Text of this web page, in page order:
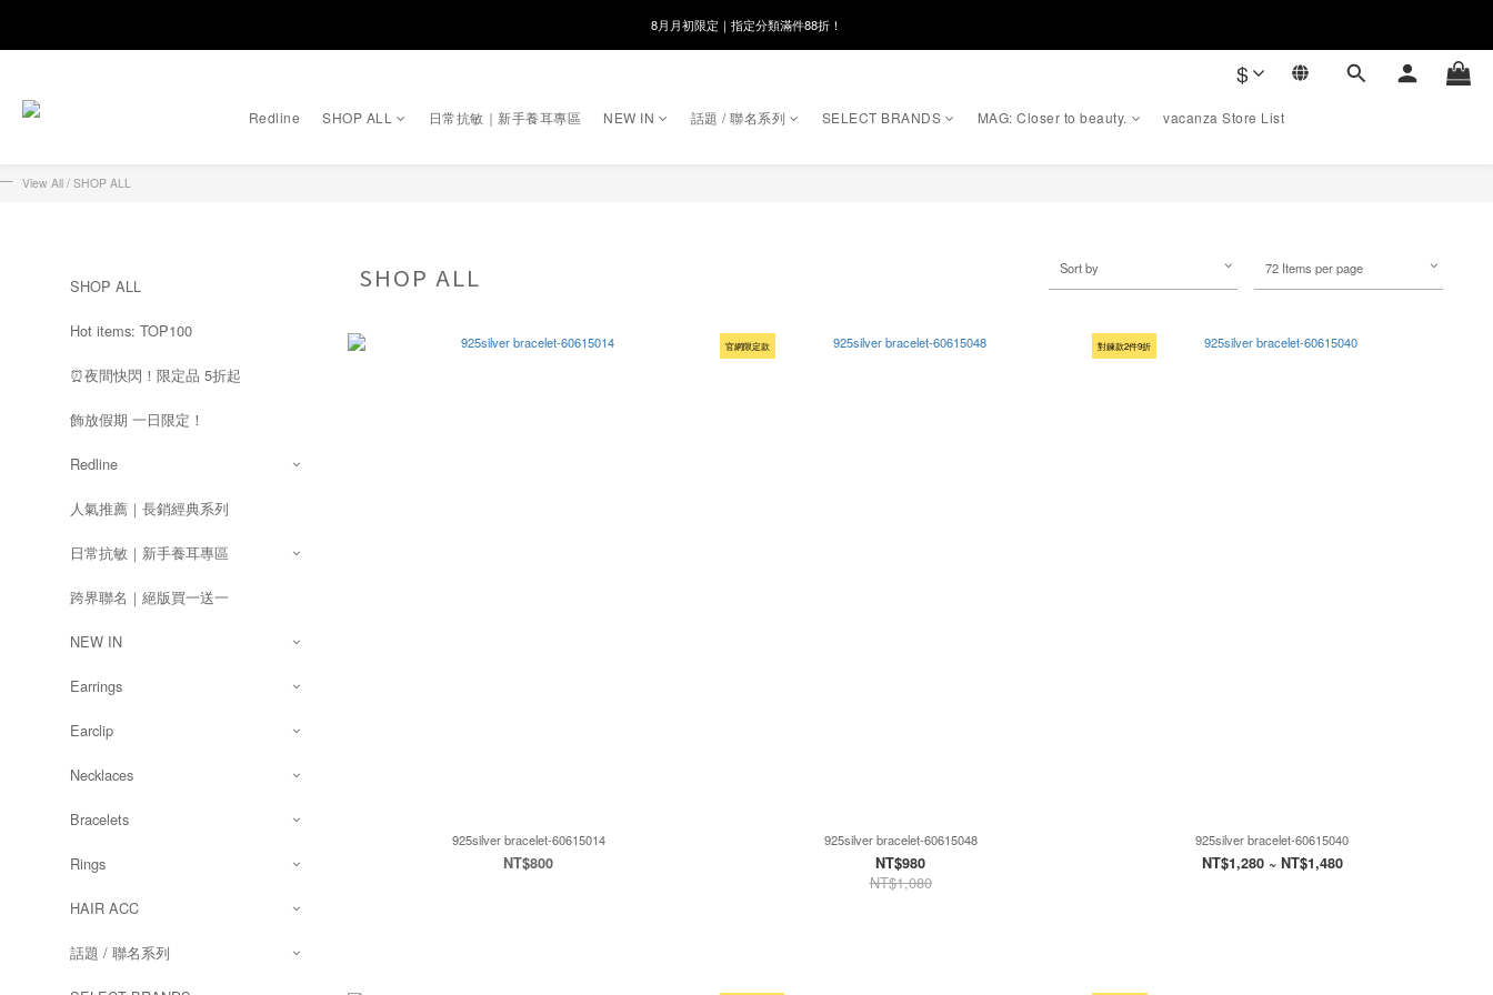
8月月初限定｜指定分類滿件88折！
線在，好事發生｜祈願新品 第2件享9折
$
Redline SHOP ALL 日常抗敏｜新手養耳專區 NEW IN 話題 / 聯名系列 SELECT BRANDS MAG: Closer to beauty. vacanza Store List
View All / SHOP ALL
SHOP ALL
Hot items: TOP100
⏰夜間快閃！限定品 5折起
飾放假期 一日限定！
Redline
人氣推薦｜長銷經典系列
日常抗敏｜新手養耳專區
跨界聯名｜絕版買一送一
NEW IN
Earrings
Earclip
Necklaces
Bracelets
Rings
HAIR ACC
話題 / 聯名系列
SHOP ALL Sort by 72 Items per page
925silver bracelet-60615014
NT$800
官網限定款
925silver bracelet-60615048
NT$980
NT$1,080
對鍊款2件9折
925silver bracelet-60615040
NT$1,280 ~ NT$1,480